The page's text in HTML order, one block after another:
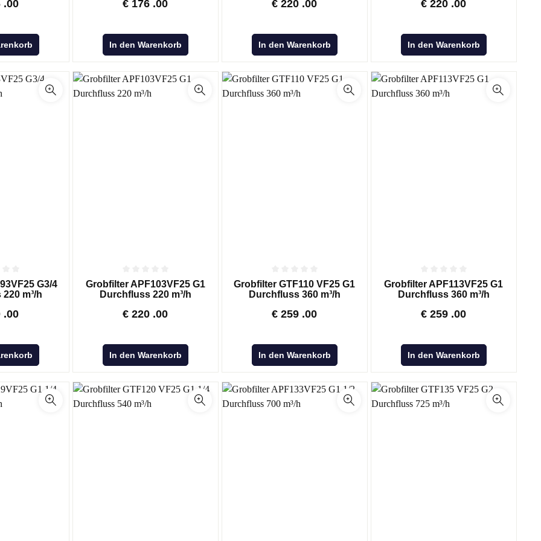
.00 € 176 .00
In den Warenkorb
€ 220 .00
In den Warenkorb
€ 220 .00
In den Warenkorb
G3/4
m³/h
.00
Grobfilter APF103VF25 G1
Durchfluss 220 m³/h
€ 220 .00
In den Warenkorb
Grobfilter GTF110 VF25 G1
Durchfluss 360 m³/h
€ 259 .00
In den Warenkorb
Grobfilter APF113VF25 G1
Durchfluss 360 m³/h
€ 259 .00
In den Warenkorb